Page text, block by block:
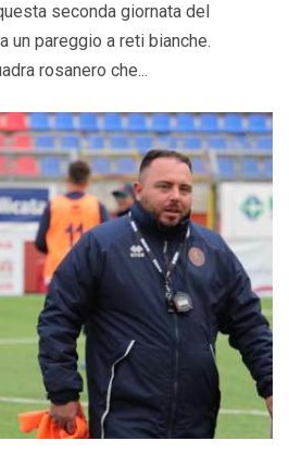
seconda giornata del
un pareggio a reti bianche.
rosanero che...